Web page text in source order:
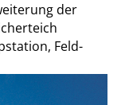
der
Feld-